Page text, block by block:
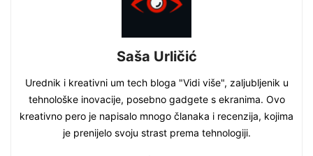
Saša Urličić
Urednik i kreativni um tech bloga "Vidi više", zaljubljenik u
tehnološke inovacije, posebno gadgete s ekranima. Ovo
kreativno pero je napisalo mnogo članaka i recenzija, kojima
je prenijelo svoju strast prema tehnologiji.